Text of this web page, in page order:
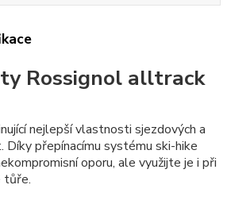
Rossignol alltrack
nejlepší vlastnosti sjezdových a
Díky přepínacímu systému ski-hike
oporu, ale využijte je i při
tůře.